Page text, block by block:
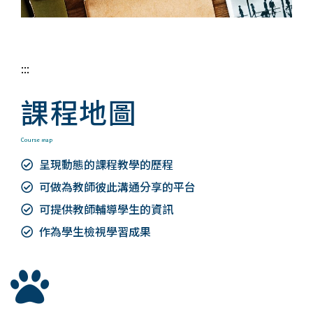
:::
課程地圖
Course map
呈現動態的課程教學的歷程
可做為教師彼此溝通分享的平台
可提供教師輔導學生的資訊
作為學生檢視學習成果